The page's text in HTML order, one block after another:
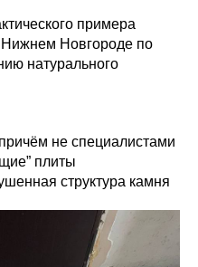
примера
Нижнем Новгороде по
натурального
не специалистами
плиты
структура камня